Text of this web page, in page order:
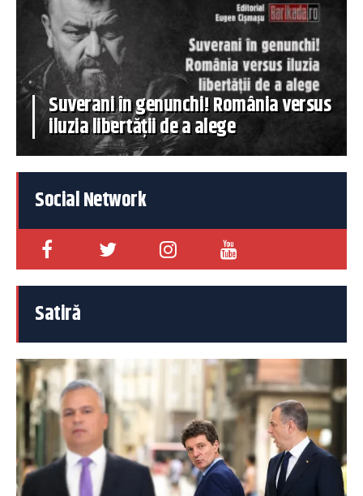
Suverani în genunchi! România versus
iluzia libertății de a alege
Social Network
Satiră